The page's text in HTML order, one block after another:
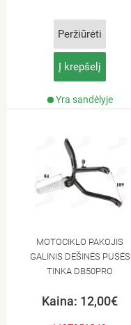
Peržiūrėti
Į krepšelį
Yra sandėlyje
MOTOCIKLO PAKOJIS
GALINIS DEŠINĖS PUSĖS
TINKA DB50PRO
Kaina: 12,00€